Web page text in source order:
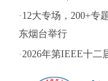
· 12大专场，200+专
东烟台举行
·2026年第IEEE十二